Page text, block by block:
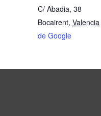
C/ Abadia, 38
Bocairent, Valencia
de Google